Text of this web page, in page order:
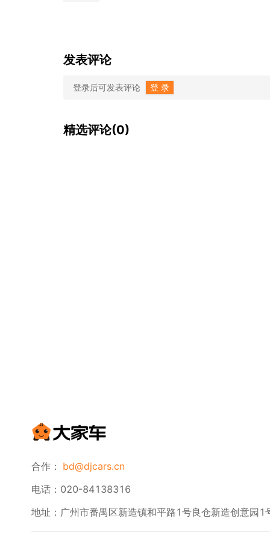
发表评论
登录后可发表评论 登 录
精选评论(0)
合作： bd@djcars.cn
电话：020-84138316
地址：广州市番禺区新造镇和平路1号良仓新造创意园1